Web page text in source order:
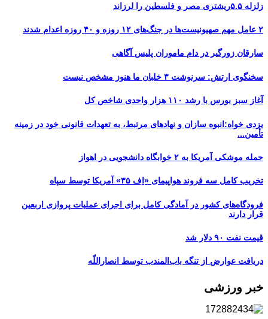
زلزله ۵.۵ریشتری مصر و فلسطین را لرزاند
۲ عامل مهم صهیونیست‌ها در جنگ‌های ۱۲ روزه و ۴۰ روزه اعدام شدند
سارقان زورگیر در دام ماموران پلیس آگاهی
سخنگوی ارتش: سرنوشت ۳ خلبان ما هنوز مشخص نیست
آغاز سبز بورس با رشد ۱۱۰ هزار واحدی شاخص کل
یزدی خواه:انبوه سازان و نهادهای مرتبط، به تعهدات قانونی خود در زمینه
تأمین...
حمله موشکی آمریکا به ۲ خوابگاه دانشجویی در اهواز
تخریب کامل سه فروند هواپیمای «اِف ۳۵» آمریکا توسط سپاه
فرودگاه‌های کشور در آمادگی کامل برای اجرای عملیات پروازی اربعین
قرار دارند
قیمت نفت ۹۰ دلار شد
دریافت عوارض از تنگه باب‌المندب توسط انصاراللّه
خبر ورزشی